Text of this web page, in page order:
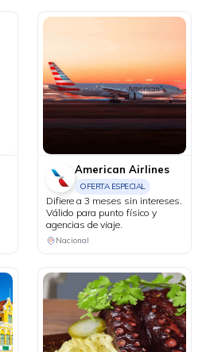
American Airlines
OFERTA ESPECIAL
Difiere a 3 meses sin intereses.
Válido para punto físico y
agencias de viaje.
Nacional